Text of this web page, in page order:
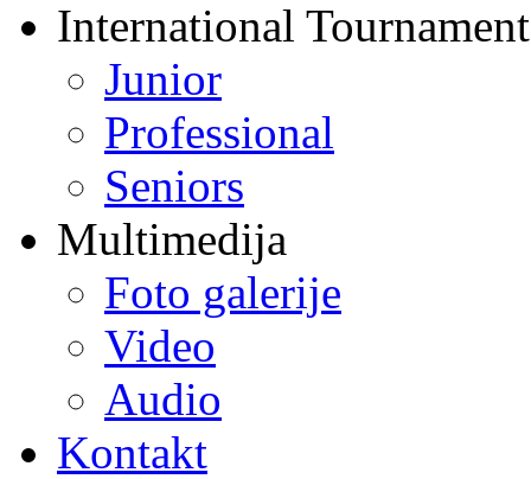
International
Junior
Professional
Seniors
Multimedija
Foto galerije
Video
Audio
Kontakt